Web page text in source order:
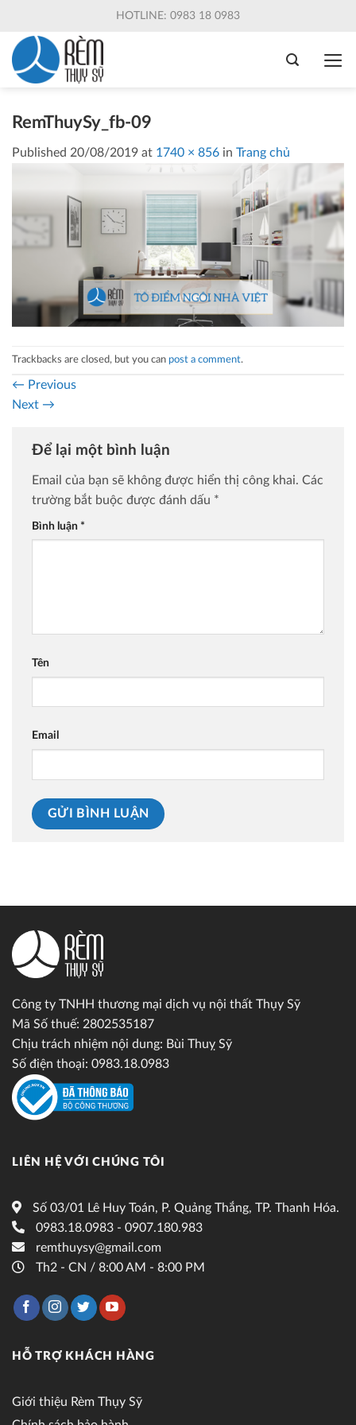
content
HOTLINE: 0983 18 0983
RemThuySy_fb-09
Published 20/08/2019 at 1740 × 856 in Trang chủ
Trackbacks are closed, but you can post a comment.
← Previous
Next →
Để lại một bình luận
Email của bạn sẽ không được hiển thị công khai. Các
trường bắt buộc được đánh dấu *
Bình luận *
Tên
Email
Công ty TNHH thương mại dịch vụ nội thất Thụy Sỹ
Mã Số thuế: 2802535187
Chịu trách nhiệm nội dung: Bùi Thuỵ Sỹ
Số điện thoại: 0983.18.0983
LIÊN HỆ VỚI CHÚNG TÔI
Số 03/01 Lê Huy Toán, P. Quảng Thắng, TP. Thanh Hóa.
0983.18.0983 - 0907.180.983
remthuysy@gmail.com
Th2 - CN / 8:00 AM - 8:00 PM
HỖ TRỢ KHÁCH HÀNG
Giới thiệu Rèm Thụy Sỹ